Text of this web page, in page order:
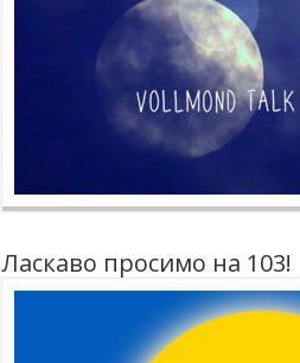
Ласкаво просимо на 103!